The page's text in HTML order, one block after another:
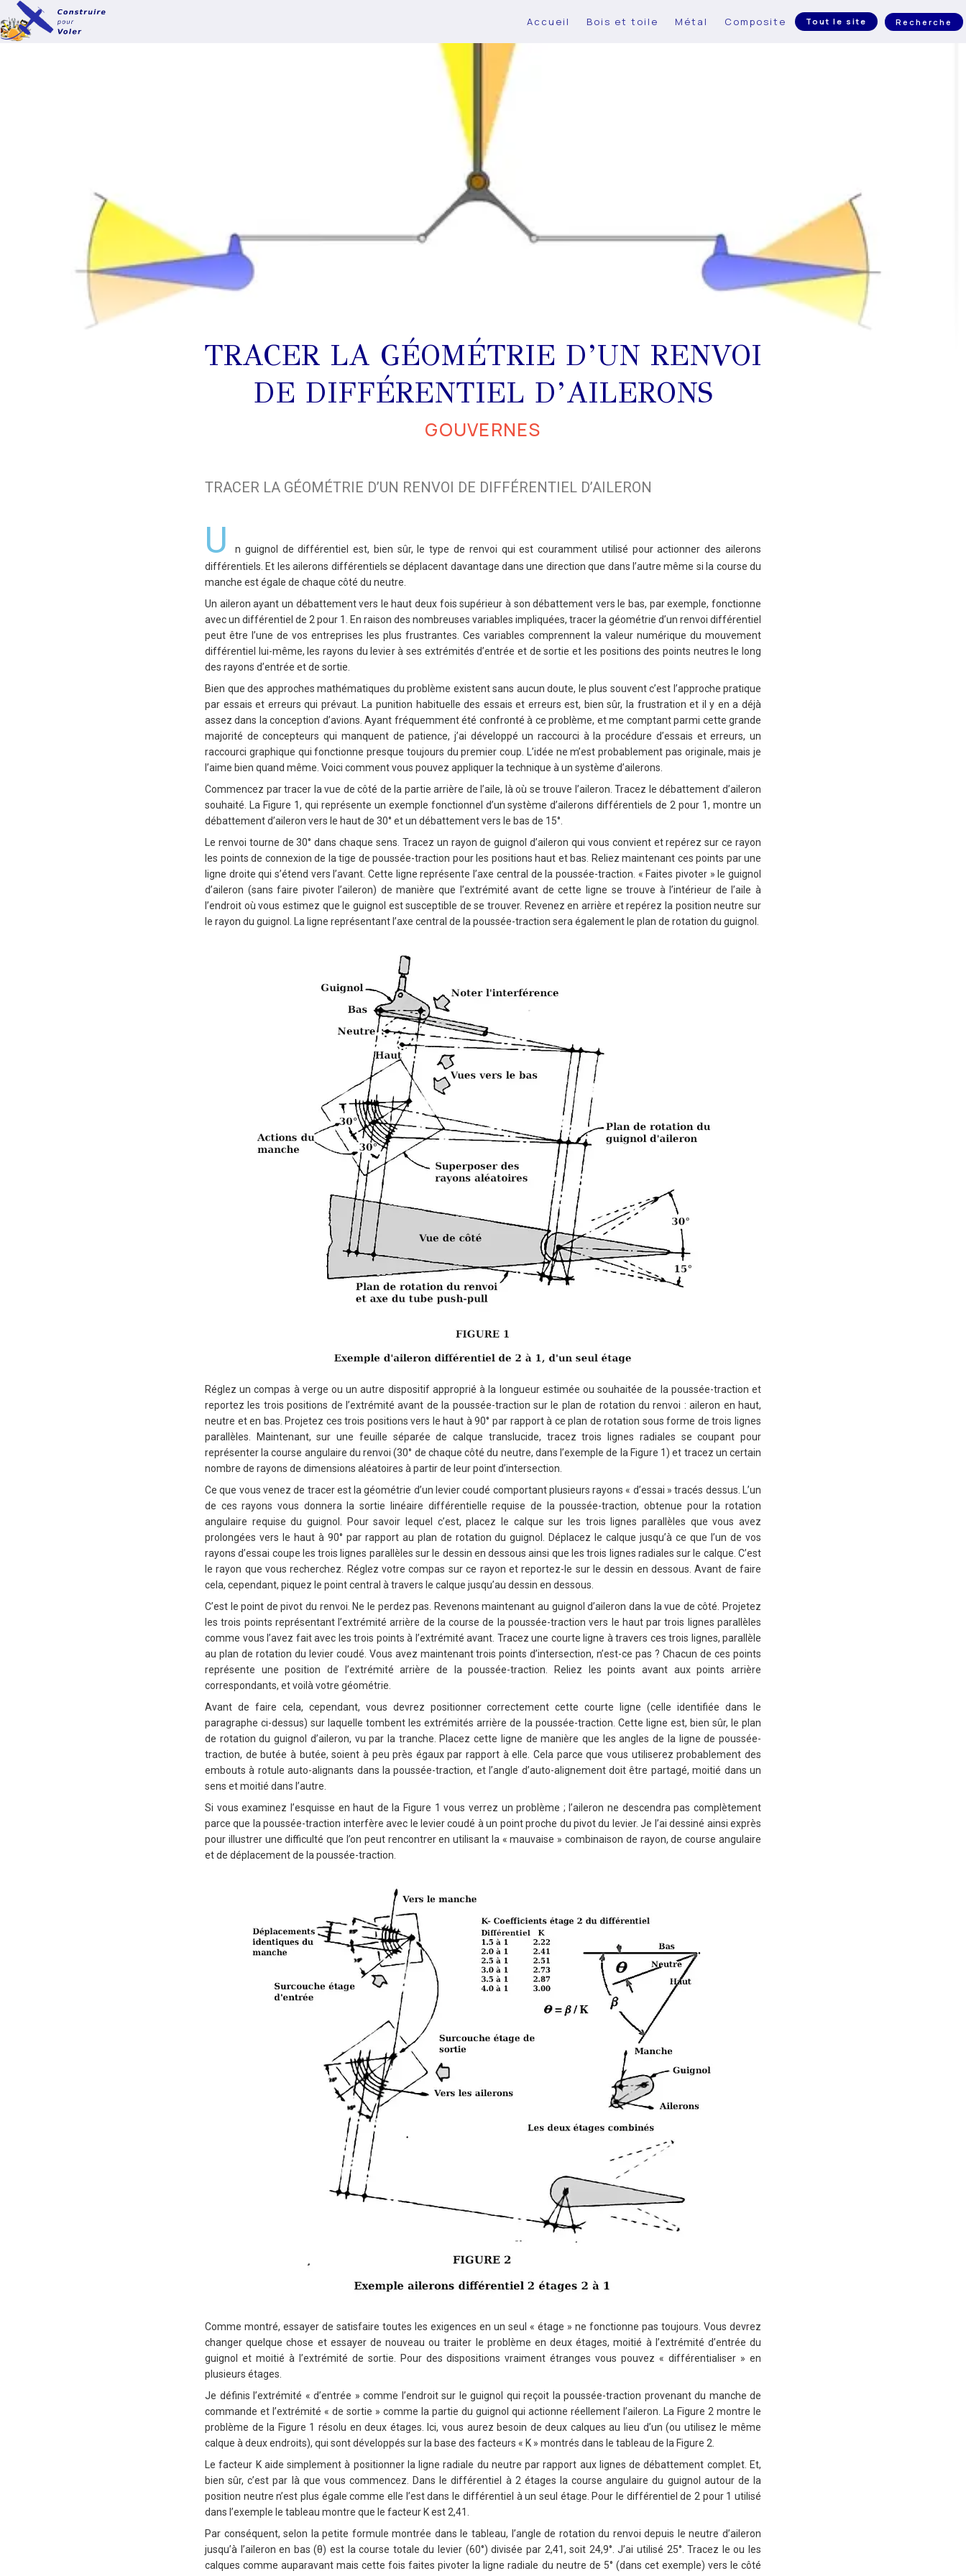
Accueil Bois et toile Métal Composite Tout le site Recherche
TRACER LA GÉOMÉTRIE D’UN RENVOI
DE DIFFÉRENTIEL D’AILERONS
GOUVERNES
TRACER LA GÉOMÉTRIE D’UN RENVOI DE DIFFÉRENTIEL D’AILERON
U
n guignol de différentiel est, bien sûr, le type de renvoi qui est couramment utilisé pour actionner des ailerons
différentiels. Et les ailerons différentiels se déplacent davantage dans une direction que dans l’autre même si la course du
manche est égale de chaque côté du neutre.
Un aileron ayant un débattement vers le haut deux fois supérieur à son débattement vers le bas, par exemple, fonctionne
avec un différentiel de 2 pour 1. En raison des nombreuses variables impliquées, tracer la géométrie d’un renvoi différentiel
peut être l’une de vos entreprises les plus frustrantes. Ces variables comprennent la valeur numérique du mouvement
différentiel lui-même, les rayons du levier à ses extrémités d’entrée et de sortie et les positions des points neutres le long
des rayons d’entrée et de sortie.
Bien que des approches mathématiques du problème existent sans aucun doute, le plus souvent c’est l’approche pratique
par essais et erreurs qui prévaut. La punition habituelle des essais et erreurs est, bien sûr, la frustration et il y en a déjà
assez dans la conception d’avions. Ayant fréquemment été confronté à ce problème, et me comptant parmi cette grande
majorité de concepteurs qui manquent de patience, j’ai développé un raccourci à la procédure d’essais et erreurs, un
raccourci graphique qui fonctionne presque toujours du premier coup. L’idée ne m’est probablement pas originale, mais je
l’aime bien quand même. Voici comment vous pouvez appliquer la technique à un système d’ailerons.
Commencez par tracer la vue de côté de la partie arrière de l’aile, là où se trouve l’aileron. Tracez le débattement d’aileron
souhaité. La Figure 1, qui représente un exemple fonctionnel d’un système d’ailerons différentiels de 2 pour 1, montre un
débattement d’aileron vers le haut de 30° et un débattement vers le bas de 15°.
Le renvoi tourne de 30° dans chaque sens. Tracez un rayon de guignol d’aileron qui vous convient et repérez sur ce rayon
les points de connexion de la tige de poussée-traction pour les positions haut et bas. Reliez maintenant ces points par une
ligne droite qui s’étend vers l’avant. Cette ligne représente l’axe central de la poussée-traction. « Faites pivoter » le guignol
d’aileron (sans faire pivoter l’aileron) de manière que l’extrémité avant de cette ligne se trouve à l’intérieur de l’aile à
l’endroit où vous estimez que le guignol est susceptible de se trouver. Revenez en arrière et repérez la position neutre sur
le rayon du guignol. La ligne représentant l’axe central de la poussée-traction sera également le plan de rotation du guignol.
Réglez un compas à verge ou un autre dispositif approprié à la longueur estimée ou souhaitée de la poussée-traction et
reportez les trois positions de l’extrémité avant de la poussée-traction sur le plan de rotation du renvoi : aileron en haut,
neutre et en bas. Projetez ces trois positions vers le haut à 90° par rapport à ce plan de rotation sous forme de trois lignes
parallèles. Maintenant, sur une feuille séparée de calque translucide, tracez trois lignes radiales se coupant pour
représenter la course angulaire du renvoi (30° de chaque côté du neutre, dans l’exemple de la Figure 1) et tracez un certain
nombre de rayons de dimensions aléatoires à partir de leur point d’intersection.
Ce que vous venez de tracer est la géométrie d’un levier coudé comportant plusieurs rayons « d’essai » tracés dessus. L’un
de ces rayons vous donnera la sortie linéaire différentielle requise de la poussée-traction, obtenue pour la rotation
angulaire requise du guignol. Pour savoir lequel c’est, placez le calque sur les trois lignes parallèles que vous avez
prolongées vers le haut à 90° par rapport au plan de rotation du guignol. Déplacez le calque jusqu’à ce que l’un de vos
rayons d’essai coupe les trois lignes parallèles sur le dessin en dessous ainsi que les trois lignes radiales sur le calque. C’est
le rayon que vous recherchez. Réglez votre compas sur ce rayon et reportez-le sur le dessin en dessous. Avant de faire
cela, cependant, piquez le point central à travers le calque jusqu’au dessin en dessous.
C’est le point de pivot du renvoi. Ne le perdez pas. Revenons maintenant au guignol d’aileron dans la vue de côté. Projetez
les trois points représentant l’extrémité arrière de la course de la poussée-traction vers le haut par trois lignes parallèles
comme vous l’avez fait avec les trois points à l’extrémité avant. Tracez une courte ligne à travers ces trois lignes, parallèle
au plan de rotation du levier coudé. Vous avez maintenant trois points d’intersection, n’est-ce pas ? Chacun de ces points
représente une position de l’extrémité arrière de la poussée-traction. Reliez les points avant aux points arrière
correspondants, et voilà votre géométrie.
Avant de faire cela, cependant, vous devrez positionner correctement cette courte ligne (celle identifiée dans le
paragraphe ci-dessus) sur laquelle tombent les extrémités arrière de la poussée-traction. Cette ligne est, bien sûr, le plan
de rotation du guignol d’aileron, vu par la tranche. Placez cette ligne de manière que les angles de la ligne de poussée-
traction, de butée à butée, soient à peu près égaux par rapport à elle. Cela parce que vous utiliserez probablement des
embouts à rotule auto-alignants dans la poussée-traction, et l’angle d’auto-alignement doit être partagé, moitié dans un
sens et moitié dans l’autre.
Si vous examinez l’esquisse en haut de la Figure 1 vous verrez un problème ; l’aileron ne descendra pas complètement
parce que la poussée-traction interfère avec le levier coudé à un point proche du pivot du levier. Je l’ai dessiné ainsi exprès
pour illustrer une difficulté que l’on peut rencontrer en utilisant la « mauvaise » combinaison de rayon, de course angulaire
et de déplacement de la poussée-traction.
Comme montré, essayer de satisfaire toutes les exigences en un seul « étage » ne fonctionne pas toujours. Vous devrez
changer quelque chose et essayer de nouveau ou traiter le problème en deux étages, moitié à l’extrémité d’entrée du
guignol et moitié à l’extrémité de sortie. Pour des dispositions vraiment étranges vous pouvez « différentialiser » en
plusieurs étages.
Je définis l’extrémité « d’entrée » comme l’endroit sur le guignol qui reçoit la poussée-traction provenant du manche de
commande et l’extrémité « de sortie » comme la partie du guignol qui actionne réellement l’aileron. La Figure 2 montre le
problème de la Figure 1 résolu en deux étages. Ici, vous aurez besoin de deux calques au lieu d’un (ou utilisez le même
calque à deux endroits), qui sont développés sur la base des facteurs « K » montrés dans le tableau de la Figure 2.
Le facteur K aide simplement à positionner la ligne radiale du neutre par rapport aux lignes de débattement complet. Et,
bien sûr, c’est par là que vous commencez. Dans le différentiel à 2 étages la course angulaire du guignol autour de la
position neutre n’est plus égale comme elle l’est dans le différentiel à un seul étage. Pour le différentiel de 2 pour 1 utilisé
dans l’exemple le tableau montre que le facteur K est 2,41.
Par conséquent, selon la petite formule montrée dans le tableau, l’angle de rotation du renvoi depuis le neutre d’aileron
jusqu’à l’aileron en bas (θ) est la course totale du levier (60°) divisée par 2,41, soit 24,9°. J’ai utilisé 25°. Tracez le ou les
calques comme auparavant mais cette fois faites pivoter la ligne radiale du neutre de 5° (dans cet exemple) vers le côté